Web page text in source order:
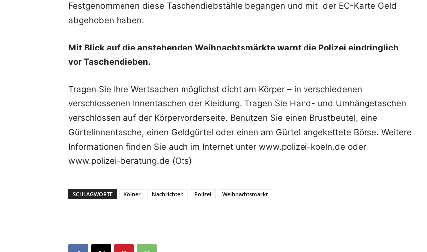
Festgenommenen diese Taschendiebstähle begangen und mit der EC-Karte Geld
abgehoben haben.
Mit Blick auf die anstehenden Weihnachtsmärkte warnt die Polizei eindringlich
vor Taschendieben.
Tragen Sie Ihre Wertsachen möglichst dicht am Körper – in verschiedenen
verschlossenen Innentaschen der Kleidung. Tragen Sie Hand- und Umhängetaschen
verschlossen auf der Körpervorderseite. Benutzen Sie einen Brustbeutel, eine
Gürtelinnentasche, einen Geldgürtel oder einen am Gürtel angekettete Börse. Weitere
Informationen finden Sie auch im Internet unter www.polizei-koeln.de oder
www.polizei-beratung.de (Ots)
SCHLAGWORTE Kölner Nachrichten Polizei Weihnachtsmarkt